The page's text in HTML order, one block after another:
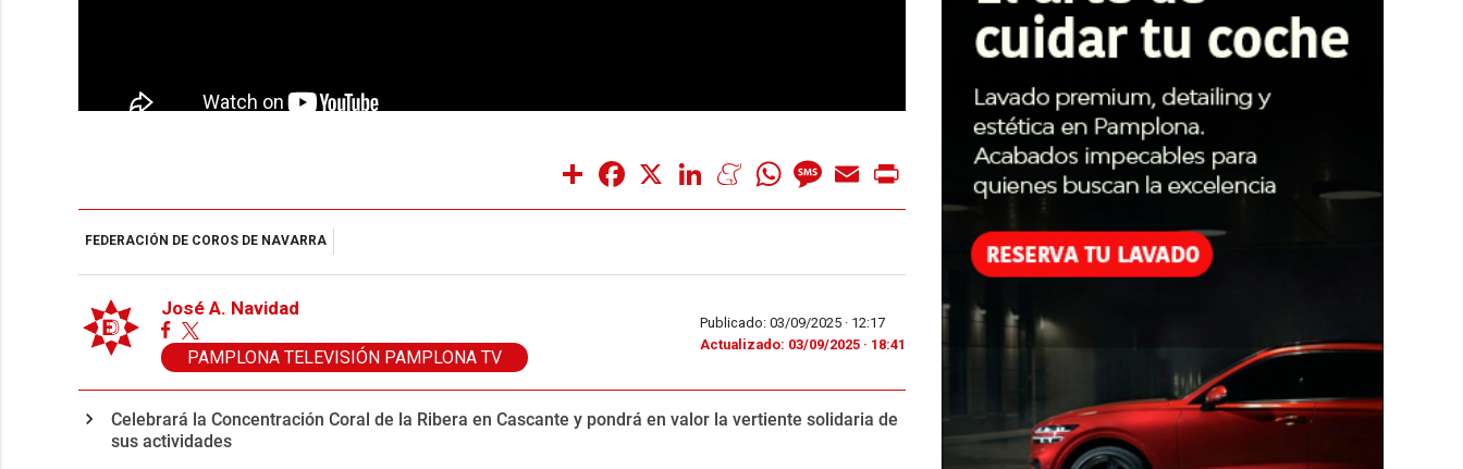
Share Facebook LinkedInMeneameWhatsAppMessage
Email
FEDERACIÓN DE COROS DE NAVARRA
José A. Navidad
PAMPLONA TELEVISIÓN PAMPLONA TV
Publicado: 03/09/2025 · 12:17
Actualizado: 03/09/2025 · 18:41
Celebrará la Concentración Coral de la Ribera en Cascante y pondrá en valor la vertiente solidaria de
sus actividades